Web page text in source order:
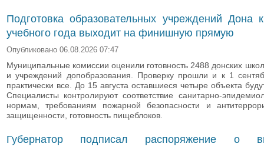
Подготовка образовательных учреждений Дона
учебного года выходит на финишную прямую
Опубликовано 06.08.2026 07:47
Муниципальные комиссии оценили готовность 2488 донских
и учреждений допобразования. Проверку прошли и к 1
практически все. До 15 августа оставшиеся четыре объекта
Специалисты контролируют соответствие санитарно-
нормам, требованиям пожарной безопасности и
защищенности, готовность пищеблоков.
Губернатор подписал распоряжение о